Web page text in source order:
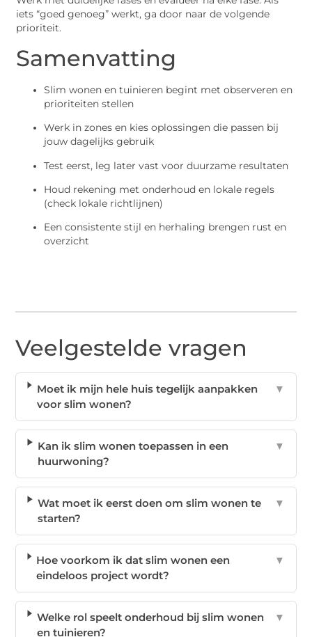
iets “goed genoeg” werkt, ga door naar de volgende
prioriteit.
Samenvatting
Slim wonen en tuinieren begint met observeren en
prioriteiten stellen
Werk in zones en kies oplossingen die passen bij
jouw dagelijks gebruik
Test eerst, leg later vast voor duurzame resultaten
Houd rekening met onderhoud en lokale regels
(check lokale richtlijnen)
Een consistente stijl en herhaling brengen rust en
overzicht
Veelgestelde vragen
Moet ik mijn hele huis tegelijk aanpakken
voor slim wonen?
▼
Kan ik slim wonen toepassen in een
huurwoning?
▼
Wat moet ik eerst doen om slim wonen te
starten?
▼
Hoe voorkom ik dat slim wonen een
eindeloos project wordt?
▼
Welke rol speelt onderhoud bij slim wonen
en tuinieren?
▼